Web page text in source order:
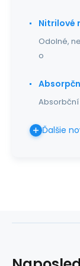
Nitrilové
Odolné,
o
Absorbční
Ďalšie